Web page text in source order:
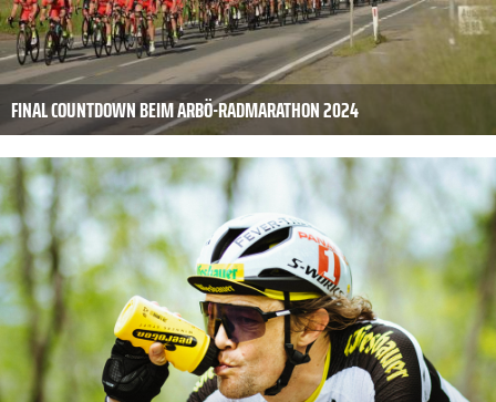
FINAL COUNTDOWN BEIM ARBÖ-RADMARATHON 2024